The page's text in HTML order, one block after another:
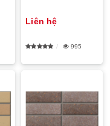
Liên hệ
995